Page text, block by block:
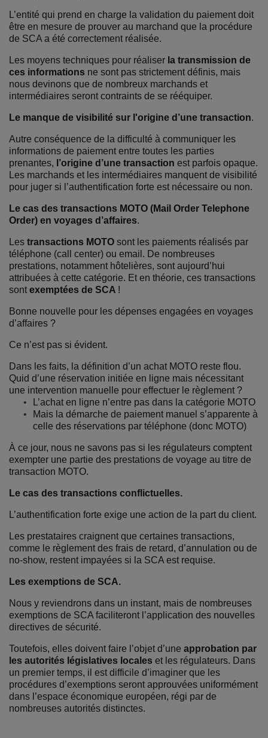
L’entité qui prend en charge la validation du paiement doit
être en mesure de prouver au marchand que la procédure
de SCA a été correctement réalisée.
Les moyens techniques pour réaliser la transmission de
ces informations ne sont pas strictement définis, mais
nous devinons que de nombreux marchands et
intermédiaires seront contraints de se rééquiper.
Le manque de visibilité sur l'origine d’une transaction.
Autre conséquence de la difficulté à communiquer les
informations de paiement entre toutes les parties
prenantes, l’origine d’une transaction est parfois opaque.
Les marchands et les intermédiaires manquent de visibilité
pour juger si l’authentification forte est nécessaire ou non.
Le cas des transactions MOTO (Mail Order Telephone
Order) en voyages d’affaires.
Les transactions MOTO sont les paiements réalisés par
téléphone (call center) ou email. De nombreuses
prestations, notamment hôtelières, sont aujourd’hui
attribuées à cette catégorie. Et en théorie, ces transactions
sont exemptées de SCA !
Bonne nouvelle pour les dépenses engagées en voyages
d’affaires ?
Ce n’est pas si évident.
Dans les faits, la définition d’un achat MOTO reste flou.
Quid d’une réservation initiée en ligne mais nécessitant
une intervention manuelle pour effectuer le règlement ?
L’achat en ligne n’entre pas dans la catégorie MOTO
Mais la démarche de paiement manuel s’apparente à
celle des réservations par téléphone (donc MOTO)
À ce jour, nous ne savons pas si les régulateurs comptent
exempter une partie des prestations de voyage au titre de
transaction MOTO.
Le cas des transactions conflictuelles.
L’authentification forte exige une action de la part du client.
Les prestataires craignent que certaines transactions,
comme le règlement des frais de retard, d’annulation ou de
no-show, restent impayées si la SCA est requise.
Les exemptions de SCA.
Nous y reviendrons dans un instant, mais de nombreuses
exemptions de SCA faciliteront l’application des nouvelles
directives de sécurité.
Toutefois, elles doivent faire l’objet d’une approbation par
les autorités législatives locales et les régulateurs. Dans
un premier temps, il est difficile d’imaginer que les
procédures d’exemptions seront approuvées uniformément
dans l’espace économique européen, régi par de
nombreuses autorités distinctes.